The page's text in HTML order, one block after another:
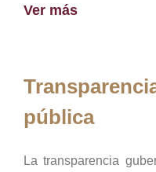
Ver más
pública
La transparencia